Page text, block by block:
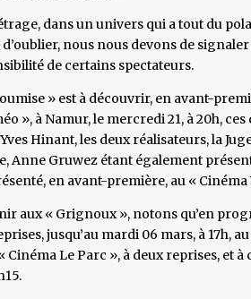
dans un univers qui a tout du
nous nous devons de
de certains spectateurs.
» est à découvrir, en avant-
», à Namur, le mercredi 21, à 20h,
Hinant, les deux réalisateurs, la
Anne Gruwez étant également
en avant-première, au « Cinéma
aux « Grignoux », notons qu’en
jusqu’au mardi 06 mars, à 17h,
Cinéma Le Parc », à deux reprises, et